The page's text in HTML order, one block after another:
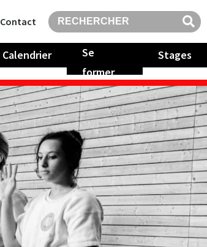
Contact
Calendrier
Se
former
Stages